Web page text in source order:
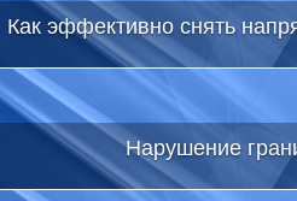
Как эффективно снять
Нарушение